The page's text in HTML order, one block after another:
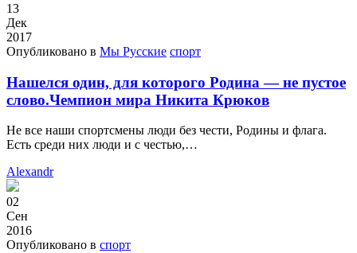
13
Дек
2017
Опубликовано в Мы Русские спорт
Нашелся один, для которого Родина — не пустое
слово.Чемпион мира Никита Крюков
Не все наши спортсмены люди без чести, Родины и флага.
Есть среди них люди и с честью,…
Alexandr
02
Сен
2016
Опубликовано в спорт